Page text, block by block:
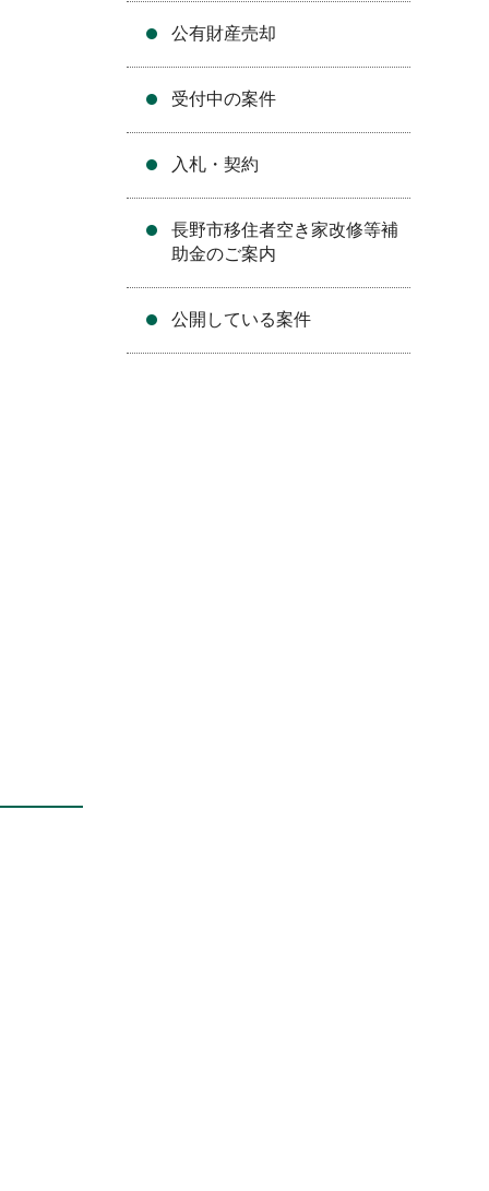
公有財産売却
受付中の案件
入札・契約
長野市移住者空き家改修等補
助金のご案内
公開している案件